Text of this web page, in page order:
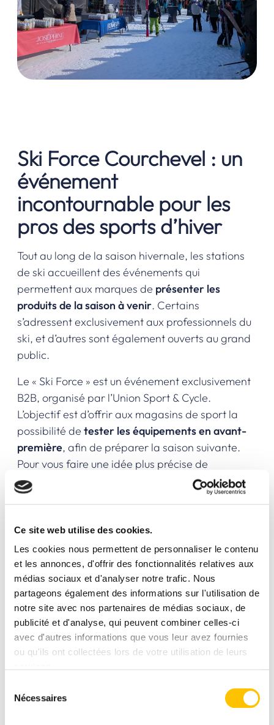
Ce site web utilise des cookies.
Les cookies nous permettent de personnaliser le contenu
et les annonces, d'offrir des fonctionnalités relatives aux
médias sociaux et d'analyser notre trafic. Nous
partageons également des informations sur l'utilisation de
notre site avec nos partenaires de médias sociaux, de
publicité et d'analyse, qui peuvent combiner celles-ci
avec d'autres informations que vous leur avez fournies
ou qu'ils ont collectées lors de votre utilisation de leurs
Nécessaires
Ski Force Courchevel : un
événement
incontournable pour les
pros des sports d’hiver
Tout au long de la saison hivernale, les stations
de ski accueillent des événements qui
permettent aux marques de présenter les
produits de la saison à venir. Certains
s’adressent exclusivement aux professionnels du
ski, et d’autres sont également ouverts au grand
public.
Le « Ski Force » est un événement exclusivement
B2B, organisé par l’Union Sport & Cycle.
L’objectif est d’offrir aux magasins de sport la
possibilité de tester les équipements en avant-
première, afin de préparer la saison suivante.
Pour vous faire une idée plus précise de
l’événement, n’hésitez pas à consulter lavidéo
récapitulative du Ski Force 2025
Ce lundi 19 janvier, une partie de l’équipe
déplacement à Courchevel pour discuter avec
les fournisseurs, découvrir les nouveautés,
essayer divers modèles de ski sur le domaine
skiable, etc.
Les plus grands noms de la glisse étaient
représentés, ce qui nous a permis detester des
skis et chaussuresde marques de référence
. Reste
maintenant à déterminer quels modèles précis